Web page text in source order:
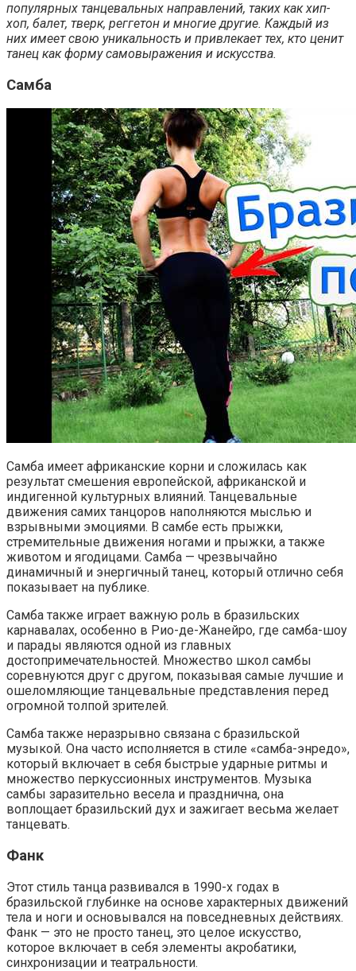
популярных танцевальных направлений, таких как хип-
хоп, балет, тверк, реггетон и многие другие. Каждый из
них имеет свою уникальность и привлекает тех, кто ценит
танец как форму самовыражения и искусства.
Самба
Самба имеет африканские корни и сложилась как
результат смешения европейской, африканской и
индигенной культурных влияний. Танцевальные
движения самих танцоров наполняются мыслью и
взрывными эмоциями. В самбе есть прыжки,
стремительные движения ногами и прыжки, а также
животом и ягодицами. Самба — чрезвычайно
динамичный и энергичный танец, который отлично себя
показывает на публике.
Самба также играет важную роль в бразильских
карнавалах, особенно в Рио-де-Жанейро, где самба-шоу
и парады являются одной из главных
достопримечательностей. Множество школ самбы
соревнуются друг с другом, показывая самые лучшие и
ошеломляющие танцевальные представления перед
огромной толпой зрителей.
Самба также неразрывно связана с бразильской
музыкой. Она часто исполняется в стиле «самба-энредо»,
который включает в себя быстрые ударные ритмы и
множество перкуссионных инструментов. Музыка
самбы заразительно весела и празднична, она
воплощает бразильский дух и зажигает весьма желает
танцевать.
Фанк
Этот стиль танца развивался в 1990-х годах в
бразильской глубинке на основе характерных движений
тела и ноги и основывался на повседневных действиях.
Фанк — это не просто танец, это целое искусство,
которое включает в себя элементы акробатики,
синхронизации и театральности.